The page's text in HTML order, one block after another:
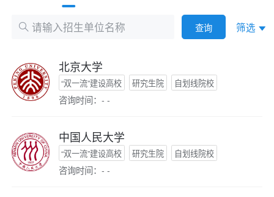
查询 筛选
北京大学
“双一流”建设高校 研究生院 自划线院校
咨询时间：- -
中国人民大学
“双一流”建设高校 研究生院 自划线院校
咨询时间：- -